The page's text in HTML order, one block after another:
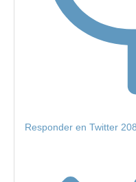
Responder en Twitter